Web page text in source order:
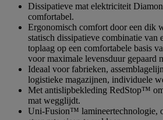
Dissipatieve mat elektriciteit
comfortabel.
Ergonomisch comfort door een dik
statisch dissipatieve combinatie van
toplaag op een comfortabele basis
voor maximale levensduur gepaard
Ideaal voor fabrieken,
logistieke magazijnen, individuele
Met antislipbekleding RedStop™
mat wegglijdt.
Uni-Fusion™ lamineertechnologie,